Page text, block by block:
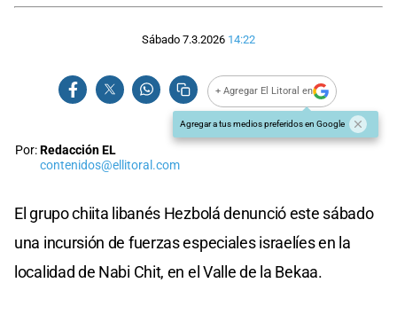
Sábado 7.3.2026 14:22
+ Agregar El Litoral en
Agregar a tus medios preferidos en Google
Por:Redacción EL
contenidos@ellitoral.com
El grupo chiita libanés Hezbolá denunció este sábado
una incursión de fuerzas especiales israelíes en la
localidad de Nabi Chit, en el Valle de la Bekaa.